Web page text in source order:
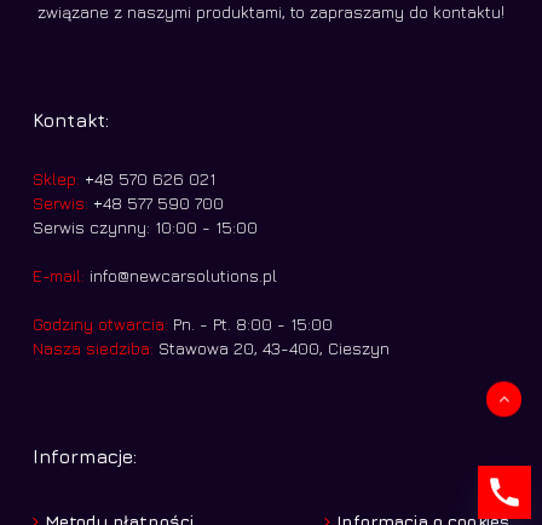
0,00zł
Zobacz koszyk
związane z naszymi produktami, to zapraszamy do kontaktu!
Kontakt:
Sklep: +48 570 626 021
Serwis: +48 577 590 700
Serwis czynny: 10:00 - 15:00
E-mail: info@newcarsolutions.pl
Godziny otwarcia: Pn. - Pt. 8:00 - 15:00
Nasza siedziba: Stawowa 20, 43-400, Cieszyn
Informacje: